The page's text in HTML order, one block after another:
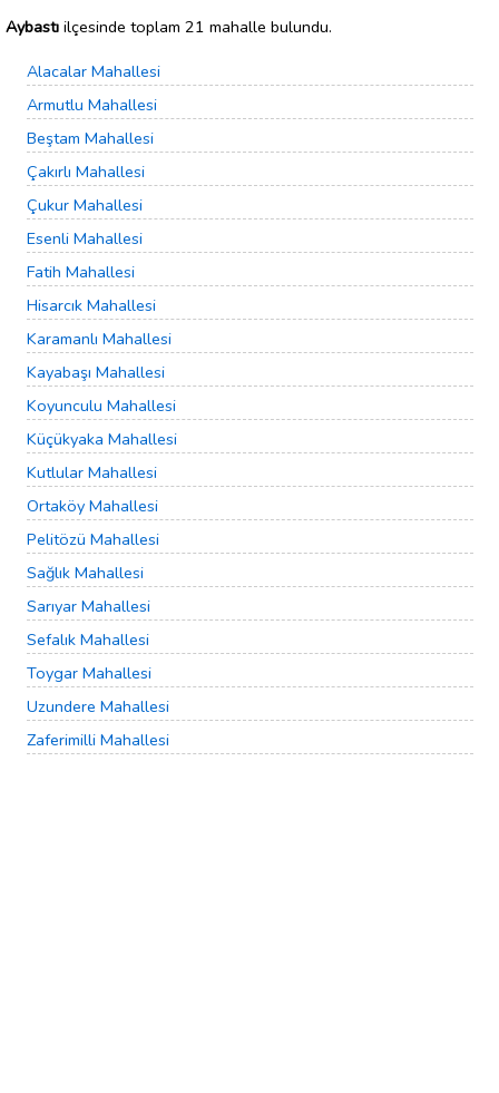
Aybastı ilçesinde toplam 21 mahalle bulundu.
Alacalar Mahallesi
Armutlu Mahallesi
Beştam Mahallesi
Çakırlı Mahallesi
Çukur Mahallesi
Esenli Mahallesi
Fatih Mahallesi
Hisarcık Mahallesi
Karamanlı Mahallesi
Kayabaşı Mahallesi
Koyunculu Mahallesi
Küçükyaka Mahallesi
Kutlular Mahallesi
Ortaköy Mahallesi
Pelitözü Mahallesi
Sağlık Mahallesi
Sarıyar Mahallesi
Sefalık Mahallesi
Toygar Mahallesi
Uzundere Mahallesi
Zaferimilli Mahallesi